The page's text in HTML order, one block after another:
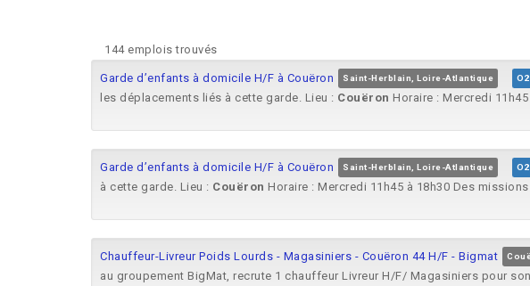
144 emplois trouvés
Garde d’enfants à domicile H/F à Couëron Saint-Herblain, Loire-Atlantique O2
les déplacements liés à cette garde. Lieu : Couëron Horaire : Mercredi
Garde d’enfants à domicile H/F à Couëron Saint-Herblain, Loire-Atlantique O2
à cette garde. Lieu : Couëron Horaire : Mercredi 11h45 à 18h30 Des
Chauffeur-Livreur Poids Lourds - Magasiniers - Couëron 44 H/F - Bigmat
au groupement BigMat, recrute 1 chauffeur Livreur H/F/ Magasiniers pour